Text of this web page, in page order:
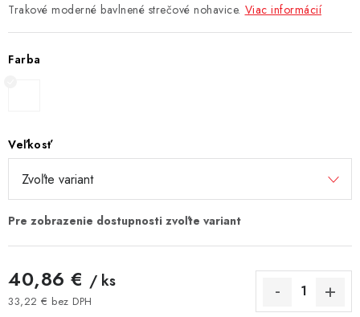
Trakové moderné bavlnené strečové nohavice. Viac informácií
Farba
Veľkosť
40,86 € / ks
33,22 € bez DPH